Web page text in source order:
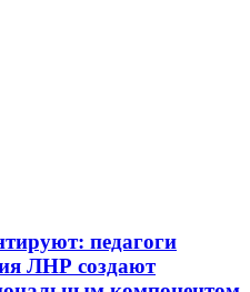
педагоги
ЛНР создают